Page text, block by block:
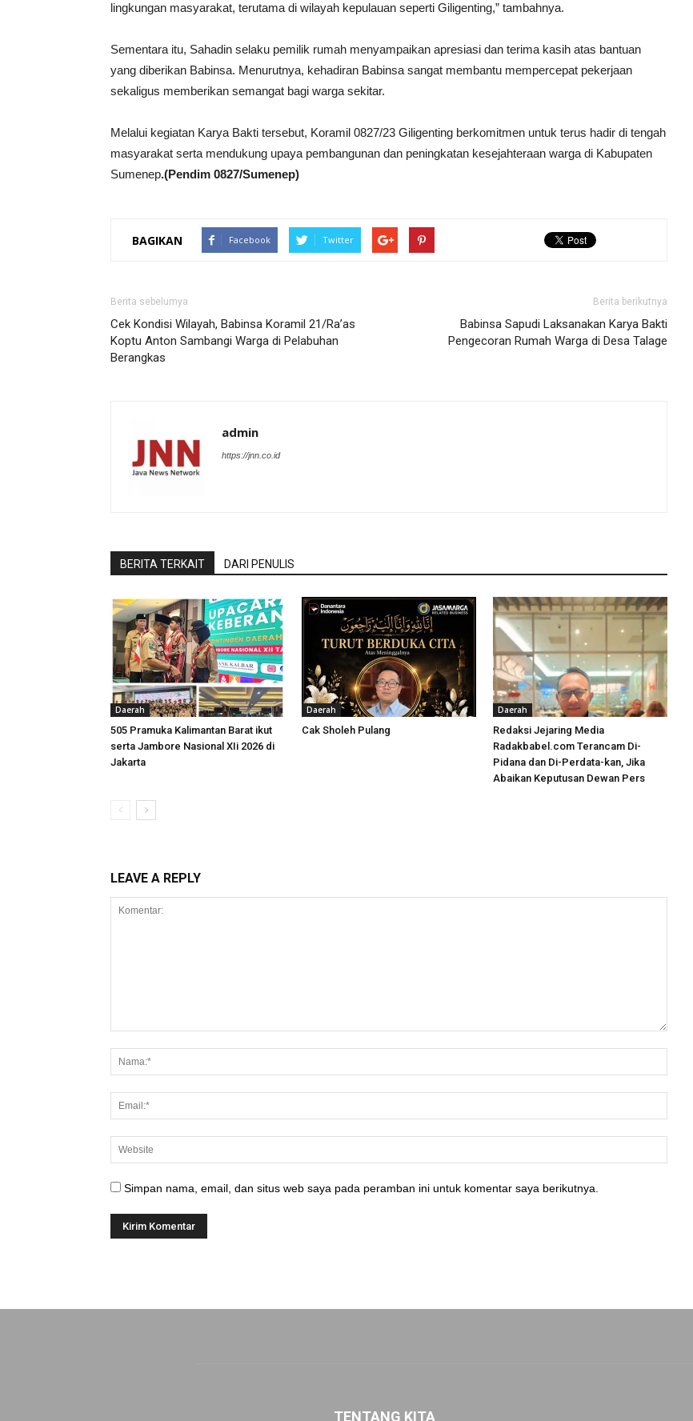
lingkungan masyarakat, terutama di wilayah kepulauan seperti Giligenting,” tambahnya.
Sementara itu, Sahadin selaku pemilik rumah menyampaikan apresiasi dan terima kasih atas bantuan
yang diberikan Babinsa. Menurutnya, kehadiran Babinsa sangat membantu mempercepat pekerjaan
sekaligus memberikan semangat bagi warga sekitar.
Melalui kegiatan Karya Bakti tersebut, Koramil 0827/23 Giligenting berkomitmen untuk terus hadir di tengah
masyarakat serta mendukung upaya pembangunan dan peningkatan kesejahteraan warga di Kabupaten
Sumenep.(Pendim 0827/Sumenep)
BAGIKAN Facebook Twitter
Berita sebelumya
Cek Kondisi Wilayah, Babinsa Koramil 21/Ra’as
Koptu Anton Sambangi Warga di Pelabuhan
Berangkas
Berita berikutnya
Babinsa Sapudi Laksanakan Karya Bakti
Pengecoran Rumah Warga di Desa Talage
admin
https://jnn.co.id
BERITA TERKAIT DARI PENULIS
Daerah
505 Pramuka Kalimantan Barat ikut
serta Jambore Nasional XIi 2026 di
Jakarta
Daerah
Cak Sholeh Pulang
Daerah
Redaksi Jejaring Media
Radakbabel.com Terancam Di-
Pidana dan Di-Perdata-kan, Jika
Abaikan Keputusan Dewan Pers
LEAVE A REPLY
Simpan nama, email, dan situs web saya pada peramban ini untuk komentar saya berikutnya.
TENTANG KITA